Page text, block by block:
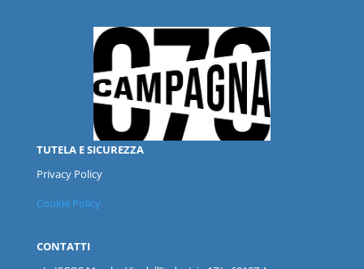
TUTELA E SICUREZZA
Privacy Policy
Cookie Policy
CONTATTI